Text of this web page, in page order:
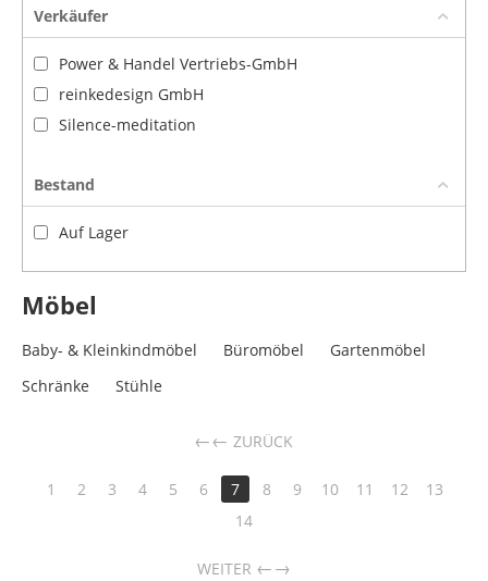
Verkäufer
Power & Handel Vertriebs-GmbH
reinkedesign GmbH
Silence-meditation
Bestand
Auf Lager
Möbel
Baby- & Kleinkindmöbel Büromöbel
Gartenmöbel
Schränke
Stühle
← ZURÜCK
1 2 3 4 5 6 7 8 9 10 11 12
13
14
WEITER →